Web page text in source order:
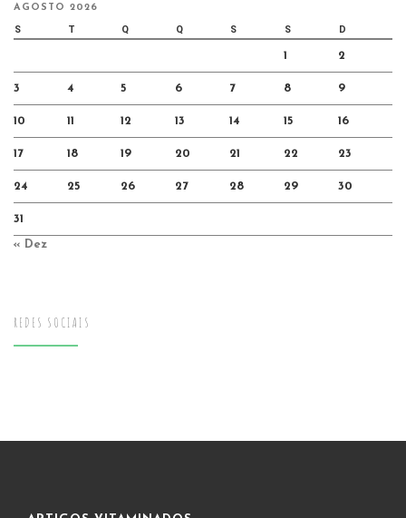
AGOSTO 2026
S T Q Q S S D
1 2
3 4 5 6 7 8 9
10 11 12 13 14 15 16
17 18 19 20 21 22 23
24 25 26 27 28 29 30
31
« Dez
REDES SOCIAIS